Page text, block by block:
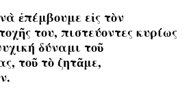
ἐπέμβουμε εἰς τὸν
του, πιστεύοντες κυρίως
δύναμι τοῦ
, τοῦ τὸ ζητᾶμε,